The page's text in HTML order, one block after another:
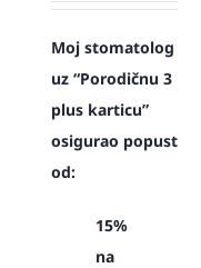
Moj stomatolog
uz “Porodičnu 3
plus karticu”
osigurao popust
od:
15%
na